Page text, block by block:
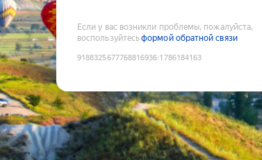
Если у вас возникли проблемы, пожалуйста,
воспользуйтесьформой обратной связи
9188325677768816936:1786184163